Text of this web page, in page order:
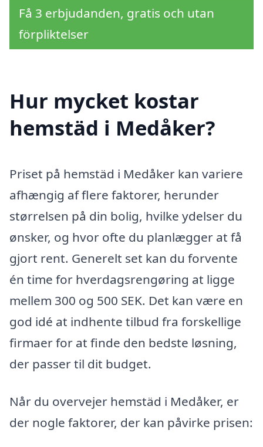
Få 3 erbjudanden, gratis och utan
förpliktelser
Hur mycket kostar
hemstäd i Medåker?
Priset på hemstäd i Medåker kan variere
afhængig af flere faktorer, herunder
størrelsen på din bolig, hvilke ydelser du
ønsker, og hvor ofte du planlægger at få
gjort rent. Generelt set kan du forvente
én time for hverdagsrengøring at ligge
mellem 300 og 500 SEK. Det kan være en
god idé at indhente tilbud fra forskellige
firmaer for at finde den bedste løsning,
der passer til dit budget.
Når du overvejer hemstäd i Medåker, er
der nogle faktorer, der kan påvirke prisen: